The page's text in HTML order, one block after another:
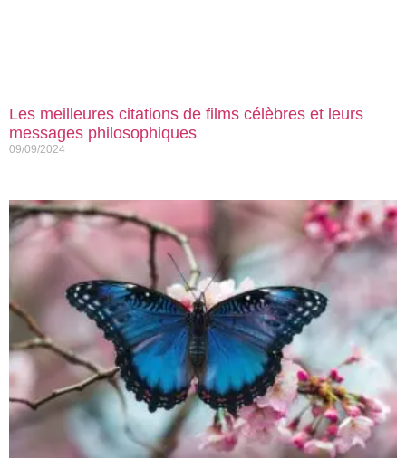
Les meilleures citations de films célèbres et leurs
messages philosophiques
09/09/2024